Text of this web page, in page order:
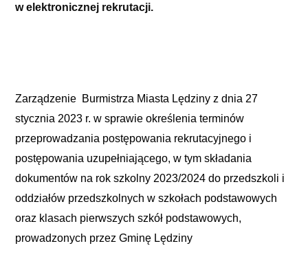
w elektronicznej rekrutacji.
Zarządzenie Burmistrza Miasta Lędziny z dnia 27
stycznia 2023 r. w sprawie określenia terminów
przeprowadzania postępowania rekrutacyjnego i
postępowania uzupełniającego, w tym składania
dokumentów na rok szkolny 2023/2024 do przedszkoli i
oddziałów przedszkolnych w szkołach podstawowych
oraz klasach pierwszych szkół podstawowych,
prowadzonych przez Gminę Lędziny